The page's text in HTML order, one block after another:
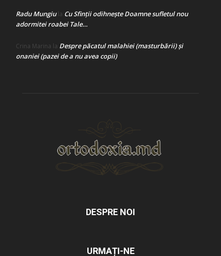
Radu Mungiula Cu Sfinții odihnește Doamne sufletul nou
adormitei roabei Tale…
Crina Marina la Despre păcatul malahiei (masturbării) şi
onaniei (pazei de a nu avea copii)
DESPRE NOI
URMAȚI-NE